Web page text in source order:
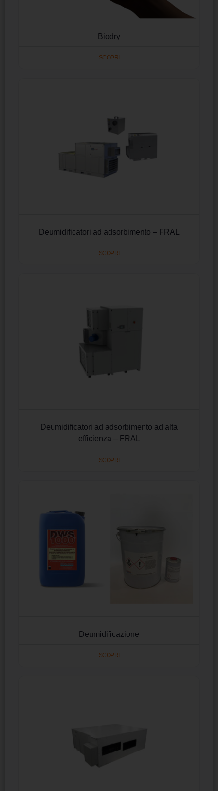
Biodry
SCOPRI
Deumidificatori ad adsorbimento – FRAL
SCOPRI
Deumidificatori ad adsorbimento ad alta
efficienza – FRAL
SCOPRI
Deumidificazione
SCOPRI